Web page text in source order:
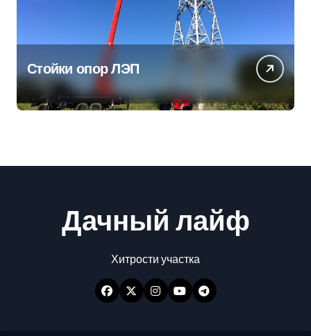
Стойки опор ЛЭП
Дачный лайф
Хитрости участка